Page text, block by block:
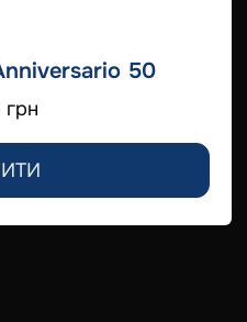
50
грн